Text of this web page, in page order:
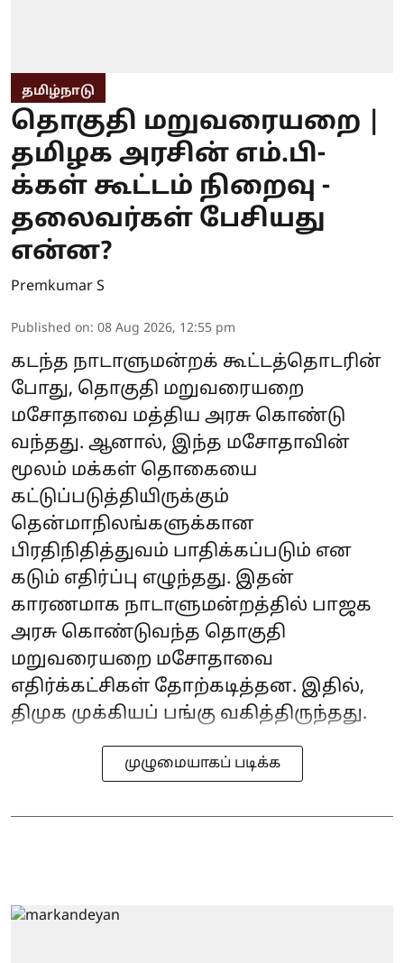
தமிழ்நாடு
தொகுதி மறுவரையறை |
தமிழக அரசின் எம்.பி-
க்கள் கூட்டம் நிறைவு -
தலைவர்கள் பேசியது
என்ன?
Premkumar S
Published on: 08 Aug 2026, 12:55 pm
கடந்த நாடாளுமன்றக் கூட்டத்தொடரின்
போது, தொகுதி மறுவரையறை
மசோதாவை மத்திய அரசு கொண்டு
வந்தது. ஆனால், இந்த மசோதாவின்
மூலம் மக்கள் தொகையை
கட்டுப்படுத்தியிருக்கும்
தென்மாநிலங்களுக்கான
பிரதிநிதித்துவம் பாதிக்கப்படும் என
கடும் எதிர்ப்பு எழுந்தது. இதன்
காரணமாக நாடாளுமன்றத்தில் பாஜக
அரசு கொண்டுவந்த தொகுதி
மறுவரையறை மசோதாவை
எதிர்க்கட்சிகள் தோற்கடித்தன. இதில்,
திமுக முக்கியப் பங்கு வகித்திருந்தது.
முழுமையாகப் படிக்க